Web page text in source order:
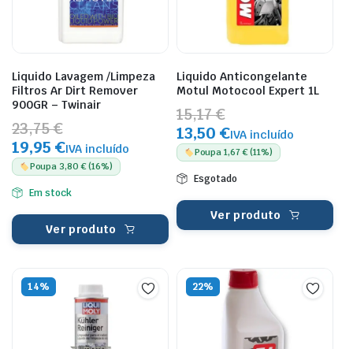
Liquido Lavagem /Limpeza
Filtros Ar Dirt Remover
900GR – Twinair
23,75 €
19,95 €IVA incluído
Poupa 3,80 € (16%)
Em stock
Ver produto
Liquido Anticongelante
Motul Motocool Expert 1L
15,17 €
13,50 €IVA incluído
Poupa 1,67 € (11%)
Esgotado
Ver produto
14% 22%